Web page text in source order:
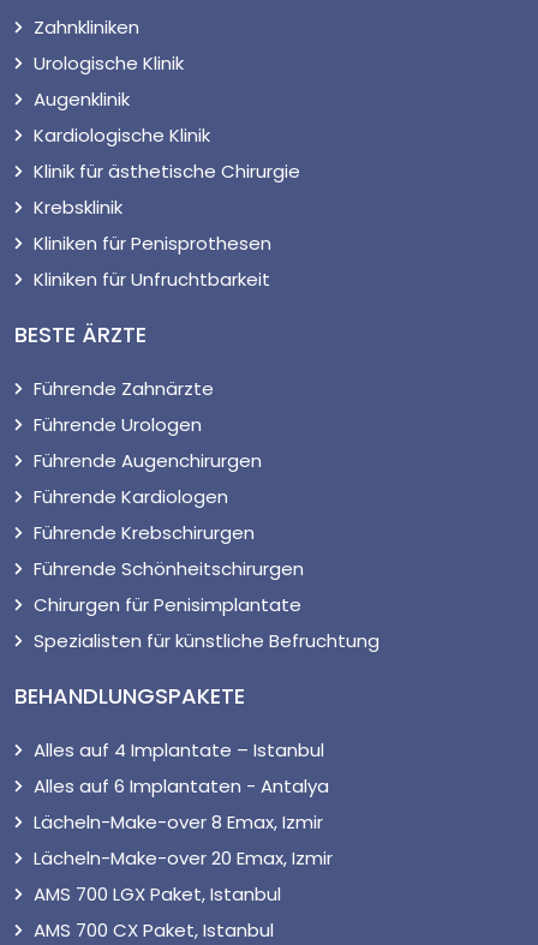
Zahnkliniken
Urologische Klinik
Augenklinik
Kardiologische Klinik
Klinik für ästhetische Chirurgie
Krebsklinik
Kliniken für Penisprothesen
Kliniken für Unfruchtbarkeit
BESTE ÄRZTE
Führende Zahnärzte
Führende Urologen
Führende Augenchirurgen
Führende Kardiologen
Führende Krebschirurgen
Führende Schönheitschirurgen
Chirurgen für Penisimplantate
Spezialisten für künstliche Befruchtung
BEHANDLUNGSPAKETE
Alles auf 4 Implantate – Istanbul
Alles auf 6 Implantaten - Antalya
Lächeln-Make-over 8 Emax, Izmir
Lächeln-Make-over 20 Emax, Izmir
AMS 700 LGX Paket, Istanbul
AMS 700 CX Paket, Istanbul